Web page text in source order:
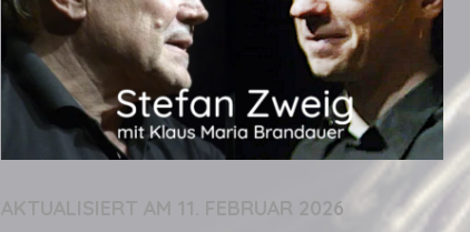
AKTUALISIERT AM 11. FEBRUAR 2026